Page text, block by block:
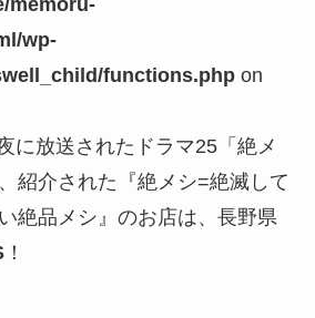
memoru-
wp-
functions.phpon
に放送されたドラマ25「絶メ
紹介された『絶メシ=絶滅して
絶品メシ』のお店は、長野県
！